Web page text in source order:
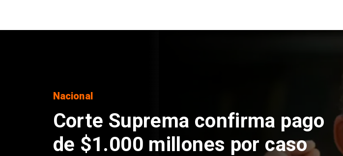
Nacional
Codelco suspende construcción
de Andes Norte en El Teniente